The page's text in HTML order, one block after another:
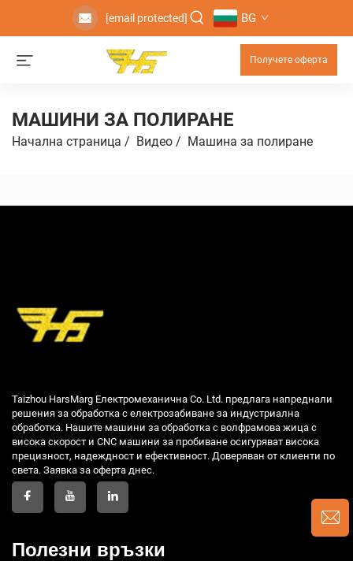
[email protected] BG
Получете оферта
МАШИНИ ЗА ПОЛИРАНЕ
Начална страница / Видео / Машинa зa пoлирaне
Taizhou HarsMarg Електромеханична Co. Ltd. предлага напреднали
решения за обработка с електрозабиване за индустриална
обработка. Нашите машини за обработка с волфрамова жица с
висока скорост и CNC машини за пробиване осигуряват висока
прецизност, надеждност и ефективност. Доверяван от клиенти по
света. Заявка за оферта днес.
Полезни връзки